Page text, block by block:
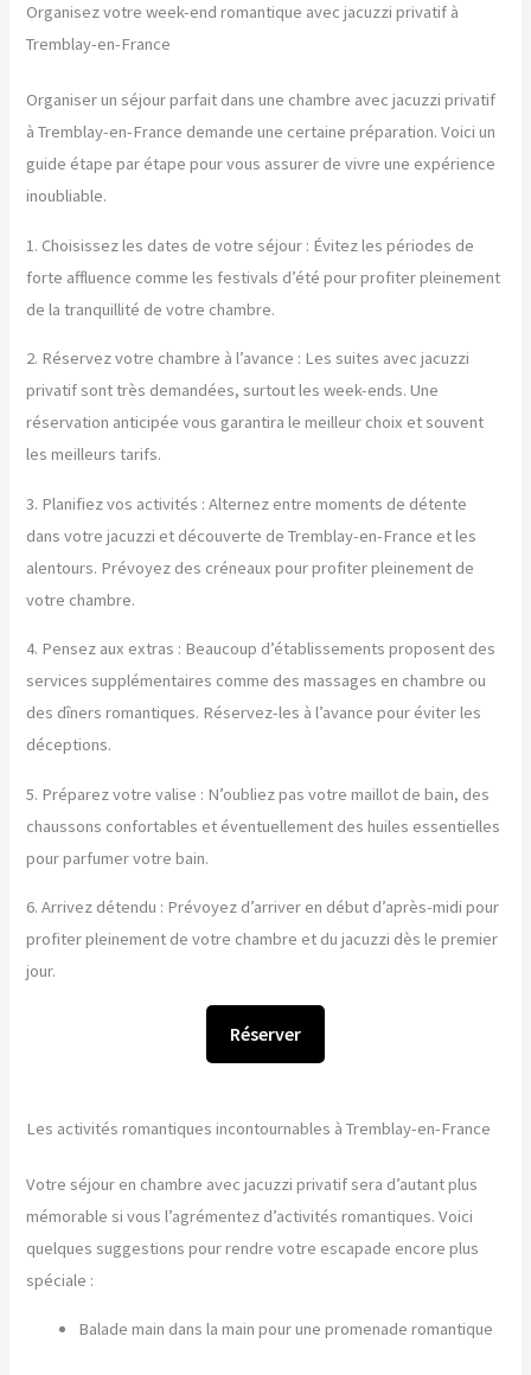
Organisez votre week-end romantique avec jacuzzi privatif à
Tremblay-en-France
Organiser un séjour parfait dans une chambre avec jacuzzi privatif
à Tremblay-en-France demande une certaine préparation. Voici un
guide étape par étape pour vous assurer de vivre une expérience
inoubliable.
1. Choisissez les dates de votre séjour : Évitez les périodes de
forte affluence comme les festivals d’été pour profiter pleinement
de la tranquillité de votre chambre.
2. Réservez votre chambre à l’avance : Les suites avec jacuzzi
privatif sont très demandées, surtout les week-ends. Une
réservation anticipée vous garantira le meilleur choix et souvent
les meilleurs tarifs.
3. Planifiez vos activités : Alternez entre moments de détente
dans votre jacuzzi et découverte de Tremblay-en-France et les
alentours. Prévoyez des créneaux pour profiter pleinement de
votre chambre.
4. Pensez aux extras : Beaucoup d’établissements proposent des
services supplémentaires comme des massages en chambre ou
des dîners romantiques. Réservez-les à l’avance pour éviter les
déceptions.
5. Préparez votre valise : N’oubliez pas votre maillot de bain, des
chaussons confortables et éventuellement des huiles essentielles
pour parfumer votre bain.
6. Arrivez détendu : Prévoyez d’arriver en début d’après-midi pour
profiter pleinement de votre chambre et du jacuzzi dès le premier
jour.
Réserver
Les activités romantiques incontournables à Tremblay-en-France
Votre séjour en chambre avec jacuzzi privatif sera d’autant plus
mémorable si vous l’agrémentez d’activités romantiques. Voici
quelques suggestions pour rendre votre escapade encore plus
spéciale :
Balade main dans la main pour une promenade romantique